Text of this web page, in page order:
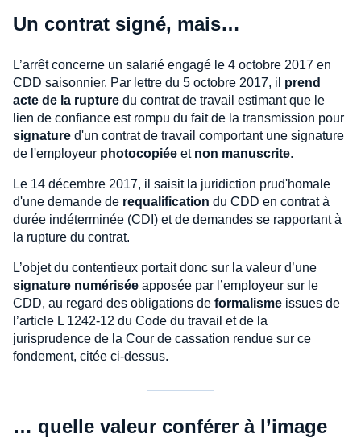
Un contrat signé, mais…
L’arrêt concerne un salarié engagé le 4 octobre 2017 en
CDD saisonnier. Par lettre du 5 octobre 2017, il prend
acte de la rupture du contrat de travail estimant que le
lien de confiance est rompu du fait de la transmission pour
signature d'un contrat de travail comportant une signature
de l'employeur photocopiée et non manuscrite.
Le 14 décembre 2017, il saisit la juridiction prud'homale
d'une demande de requalification du CDD en contrat à
durée indéterminée (CDI) et de demandes se rapportant à
la rupture du contrat.
L’objet du contentieux portait donc sur la valeur d’une
signature numérisée apposée par l’employeur sur le
CDD, au regard des obligations de formalisme issues de
l’article L 1242-12 du Code du travail et de la
jurisprudence de la Cour de cassation rendue sur ce
fondement, citée ci-dessus.
… quelle valeur conférer à l’image